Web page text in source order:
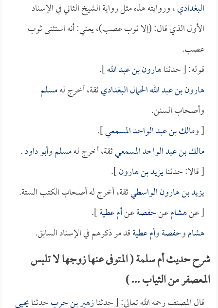
البغدادي، وروايته هذه مثل رواية الشيخ الثاني في الإسناد
الأول الذي قال: (إلا ثوب عصب)، يعني: أنه استثنى ثوب
عصب.
قوله: [ حدثناهارون بن عبد الله].
هارون بن عبد الله الحمال البغداديثقة، أخرج لهمسلم
وأصحاب السنن.
[ ومالك بن عبد الواحد المسمعي].
مالك بن عبد الواحد المسمعيثقة، أخرج لهمسلموأبو داود.
[ قالا: حدثنايزيد بن هارون].
يزيد بن هارون الواسطيثقة، أخرج له أصحاب الكتب الستة.
[ عنهشامعنحفصةعنأم عطية].
هشاموحفصةوأم عطيةقد مر ذكرهم في الإسناد السابق.
شرح حديث أم سلمة ( المتوفى عنها زوجها لا تلبس
المعصفر من الثياب ... )
قال المصنف رحمه الله تعالى: [ حدثنازهير بن حربحدثنايحيى